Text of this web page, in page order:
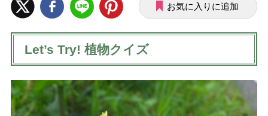
お気に入りに追加
Let’s Try! 植物クイズ